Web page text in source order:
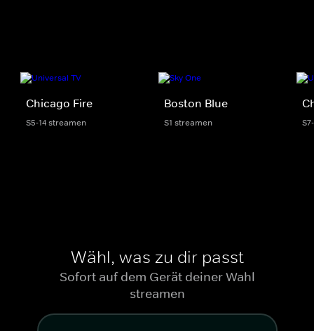
Chicago Fire
S5-14 streamen
Boston Blue
S1 streamen
Wähl, was zu dir passt
Sofort auf dem Gerät deiner Wahl
streamen